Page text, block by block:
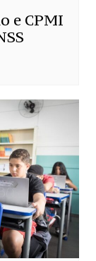
e CPMI